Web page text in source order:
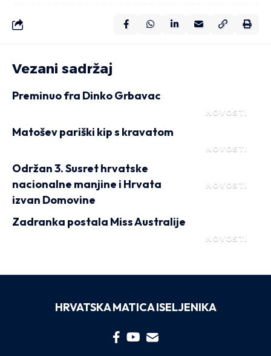
Vezani sadržaj
NOVOSTI
Preminuo fra Dinko Grbavac
NOVOSTI
Matošev pariški kip s kravatom
NOVOSTI
Održan 3. Susret hrvatske
nacionalne manjine i Hrvata
izvan Domovine
NOVOSTI
Zadranka postala Miss Australije
HRVATSKA MATICA ISELJENIKA